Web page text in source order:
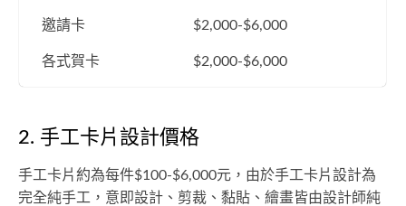
邀請卡 $2,000-$6,000
各式賀卡 $2,000-$6,000
2. 手工卡片設計價格
手工卡片約為每件$100-$6,000元，由於手工卡片設計為
完全純手工，意即設計、剪裁、黏貼、繪畫皆由設計師純